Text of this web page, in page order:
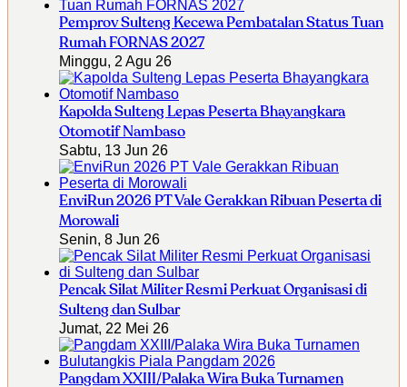
Pemprov Sulteng Kecewa Pembatalan Status Tuan
Rumah FORNAS 2027
Minggu, 2 Agu 26
Kapolda Sulteng Lepas Peserta Bhayangkara
Otomotif Nambaso
Sabtu, 13 Jun 26
EnviRun 2026 PT Vale Gerakkan Ribuan Peserta di
Morowali
Senin, 8 Jun 26
Pencak Silat Militer Resmi Perkuat Organisasi di
Sulteng dan Sulbar
Jumat, 22 Mei 26
Pangdam XXIII/Palaka Wira Buka Turnamen